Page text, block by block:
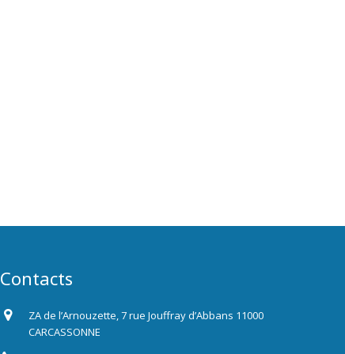
Contacts
ZA de l’Arnouzette, 7 rue Jouffray d’Abbans 11000
CARCASSONNE